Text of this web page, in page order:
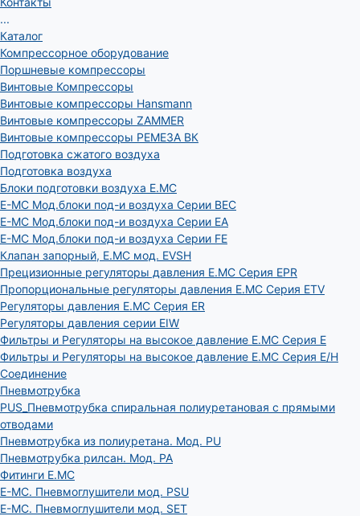
...
Каталог
Компрессорное оборудование
Поршневые компрессоры
Винтовые Компрессоры
Винтовые компрессоры Hansmann
Винтовые компрессоры ZAMMER
Винтовые компрессоры РЕМЕЗА ВК
Подготовка сжатого воздуха
Подготовка воздуха
Блоки подготовки воздуха E.MC
E-MC Мод.блоки под-и воздуха Серии BEC
E-MC Мод.блоки под-и воздуха Серии EA
E-MC Мод.блоки под-и воздуха Серии FE
Клапан запорный, E.MC мод. EVSH
Прецизионные регуляторы давления E.MC Серия EPR
Пропорциональные регуляторы давления E.MC Серия ETV
Регуляторы давления E.MC Серия ER
Регуляторы давления серии EIW
Фильтры и Регуляторы на высокое давление E.MC Серия E
Фильтры и Регуляторы на высокое давление E.MC Серия E/H
Соединение
Пневмотрубка
PUS_Пневмотрубка спиральная полиуретановая с прямыми
отводами
Пневмотрубка из полиуретана. Мод. РU
Пневмотрубка рилсан. Мод. PA
Фитинги E.MC
E-MC. Пневмоглушители мод. PSU
E-MC. Пневмоглушители мод. SET